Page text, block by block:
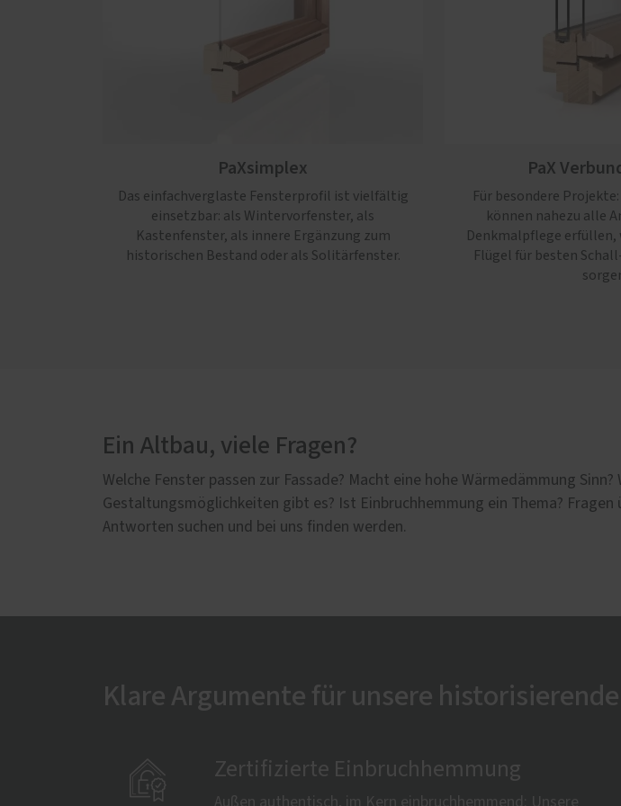
PaXsimplex
Das einfachverglaste Fensterprofil ist vielfältig
einsetzbar: als Wintervorfenster, als
Kastenfenster, als innere Ergänzung zum
historischen Bestand oder als Solitärfenster.
PaX
Für besondere
können nahezu alle
Denkmalpflege erfüllen,
Flügel für besten
Ein Altbau, viele Fragen?
Welche Fenster passen zur Fassade? Macht eine hohe Wärmedämmung Sinn?
Gestaltungsmöglichkeiten gibt es? Ist Einbruchhemmung ein Thema? Fragen
Antworten suchen und bei uns finden werden.
Klare Argumente für unsere
 Zertifizierte Einbruchhemmung
Außen authentisch, im Kern einbruchhemmend: Unsere